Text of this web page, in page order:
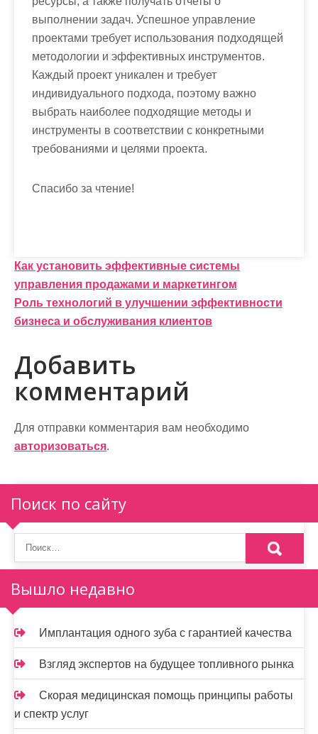
выполнении задач. Успешное управление
проектами требует использования подходящей
методологии и эффективных инструментов.
Каждый проект уникален и требует
индивидуального подхода, поэтому важно
выбрать наиболее подходящие методы и
инструменты в соответствии с конкретными
требованиями и целями проекта.
Спасибо за чтение!
Н
а
в
и
г
а
ц
и
я
п
о
з
а
п
и
с
я
м
Как установить эффективные системы
управления продажами и маркетингом
Роль технологий в улучшении эффективности
бизнеса и обслуживания клиентов
Добавить
комментарий
Для отправки комментария вам необходимо
авторизоваться.
Поиск по сайту
Вышло недавно
Имплантация одного зуба с гарантией качества
Взгляд экспертов на будущее топливного рынка
Скорая медицинская помощь принципы работы
и спектр услуг